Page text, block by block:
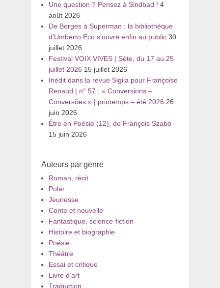
Une question ? Pensez à Sindbad ! 4
août 2026
De Borges à Superman : la bibliothèque
d’Umberto Eco s’ouvre enfin au public 30
juillet 2026
Festival VOIX VIVES | Sète, du 17 au 25
juillet 2026 15 juillet 2026
Inédit dans la revue Sigila pour Françoise
Renaud | n° 57 : « Conversions –
Conversões » | printemps – été 2026 26
juin 2026
Être en Poésie (12), de François Szabó
15 juin 2026
Auteurs par genre
Roman, récit
Polar
Jeunesse
Conte et nouvelle
Fantastique, science-fiction
Histoire et biographie
Poésie
Théâtre
Essai et critique
Livre d’art
Traduction